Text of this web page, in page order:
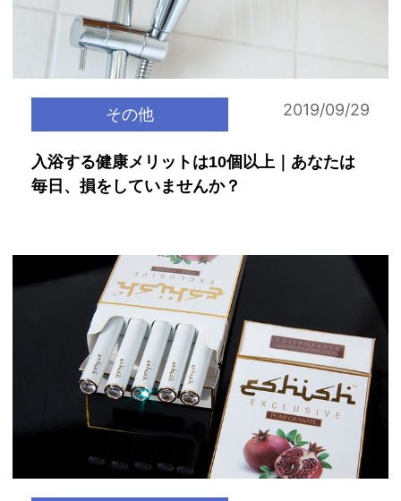
その他 2019/09/29
入浴する健康メリットは10個以上｜あなたは
毎日、損をしていませんか？